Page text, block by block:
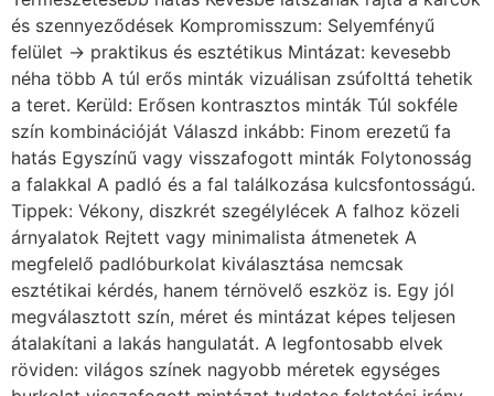
megválasztott szín, méret és mintázat képes teljesen
átalakítani a lakás hangulatát. A legfontosabb elvek
röviden: világos színek nagyobb méretek egységes
burkolat visszafogott mintázat tudatos fektetési irány
Ha ezeket a szempontokat figyelembe veszed, még egy
kisebb lakás is tágasabbnak, világosabbnak és
rendezettebbnek fog hatni – anélkül, hogy egyetlen
falat is le kellene bontanod. Kövessen bennünket
Facebookon is! Partnereink Duna Parketta Pilis Duna
Parketta Bécsi út Sopro Hungária Kft. Golép Kft.
Szolgáltatási területeink Laminált padló, műfű, bio padló
Salgótarján, Laminált padló, műfű, bio padló
Balassagyarmat, Laminált padló Bátonyterenye
Melegburkolás Salgótarján, Melegburkolás
Balassagyarmat, Melegburkolás Bátonyterenye,